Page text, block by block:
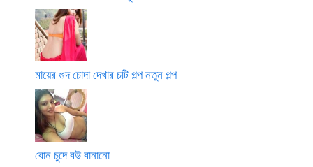
মায়ের গুদ চোদা দেখার চটি গল্প নতুন গল্প
বোন চুদে বউ বানানো